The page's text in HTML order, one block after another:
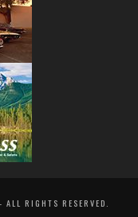
ALL RIGHTS RESERVED.